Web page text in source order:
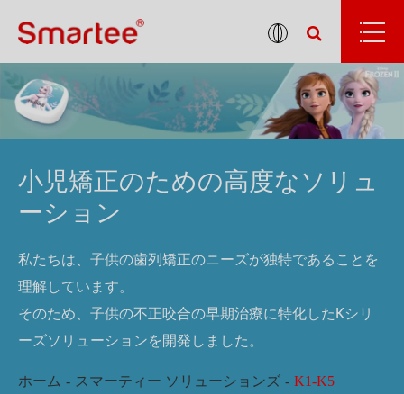
小児矯正のための高度なソリュ
ーション
私たちは、子供の歯列矯正のニーズが独特であることを
理解しています。
そのため、子供の不正咬合の早期治療に特化したKシリ
ーズソリューションを開発しました。
ホーム スマーティー ソリューションズ K1-K5